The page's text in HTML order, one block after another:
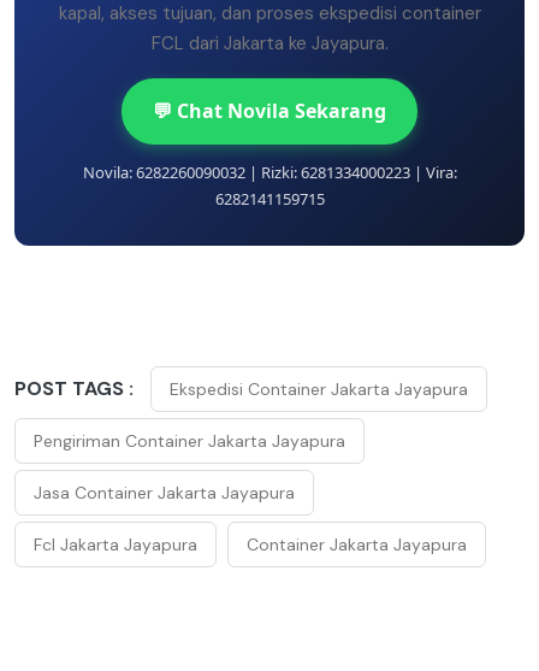
kapal, akses tujuan, dan proses ekspedisi container
FCL dari Jakarta ke Jayapura.
💬 Chat Novila Sekarang
Novila: 6282260090032 | Rizki: 6281334000223 | Vira:
6282141159715
POST TAGS : Ekspedisi Container Jakarta Jayapura
Pengiriman Container Jakarta Jayapura
Jasa Container Jakarta Jayapura
Fcl Jakarta Jayapura Container Jakarta Jayapura